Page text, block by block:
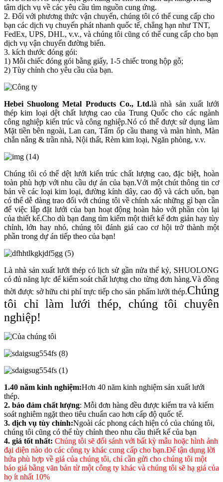
tâm dịch vụ về các yêu cầu tìm nguồn cung ứng.
2. Đối với phương thức vận chuyển, chúng tôi có thể cung cấp cho
bạn các dịch vụ chuyển phát nhanh quốc tế, chẳng hạn như TNT,
FedEx, UPS, DHL, v.v., và chúng tôi cũng có thể cung cấp cho bạn
dịch vụ vận chuyển đường biển.
3. kích thước đóng gói:
1) Mỗi ​​chiếc đóng gói bằng giấy, 1-5 chiếc trong hộp gỗ;
2) Tùy chỉnh cho yêu cầu của bạn.
Hebei Shuolong Metal Products Co., Ltd.là nhà sản xuất lưới
thép kim loại dệt chất lượng cao của Trung Quốc cho các ngành
công nghiệp kiến ​​trúc và công nghiệp.Nó có thể được sử dụng làm
Mặt tiền bên ngoài, Lan can, Tấm ốp cầu thang và màn hình, Màn
chắn nắng & trần nhà, Nội thất, Rèm kim loại, Ngăn phòng, v.v.
Chúng tôi có thể dệt lưới kiến ​​trúc chất lượng cao, đặc biệt, hoàn
toàn phù hợp với nhu cầu dự án của bạn.Với một chút thông tin cơ
bản về các loại kim loại, đường kính dây, cao độ và cách uốn, bạn
có thể dễ dàng trao đổi với chúng tôi về chính xác những gì bạn cần
để việc lắp đặt lưới của bạn hoạt động hoàn hảo với phần còn lại
của thiết kế.Cho dù bạn đang tìm kiếm một thiết kế đơn giản hay tùy
chỉnh, lớn hay nhỏ, chúng tôi đánh giá cao cơ hội trở thành một
phần trong dự án tiếp theo của bạn!
Là nhà sản xuất lưới thép có lịch sử gần nửa thế kỷ, SHUOLONG
có đủ năng lực để kiểm soát chất lượng cho từng đơn hàng.Và đồng
thời được sở hữu chi phí trực tiếp cho sản phẩm lưới thép.Chúng
tôi chỉ làm lưới thép, chúng tôi chuyên
nghiệp!
1.40 năm kinh nghiệm:Hơn 40 năm kinh nghiệm sản xuất lưới
thép.
2. bảo đảm chất lượng: Mỗi đơn hàng đều được kiểm tra và kiểm
soát nghiêm ngặt theo tiêu chuẩn cao hơn cấp độ quốc tế.
3. dịch vụ tùy chỉnh:Ngoài các phong cách hiện có của chúng tôi,
chúng tôi cũng có thể tùy chỉnh theo nhu cầu thiết kế của bạn
4. giá tốt nhất: Chúng tôi sẽ đối sánh với bất kỳ mẫu hoặc hình ảnh
đại diện nào do các công ty khác cung cấp cho bạn.Để tận dụng lời
hứa phù hợp về giá của chúng tôi, chỉ cần gửi cho chúng tôi một
báo giá bằng văn bản từ một công ty khác và chúng tôi sẽ hạ giá của
họ ít nhất 10%